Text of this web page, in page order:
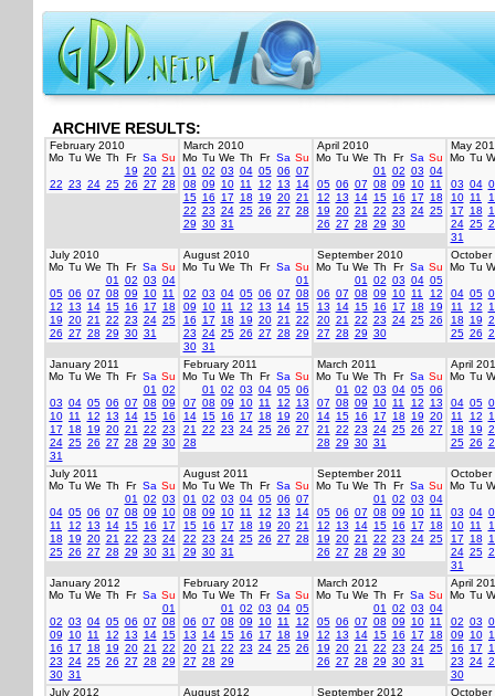
ARCHIVE RESULTS:
February 2010
Mo Tu We Th Fr Sa Su
19 20 21
22 23 24 25 26 27 28
March 2010
Mo Tu We Th Fr Sa Su
01
02 03 04 05 06 07
08 09 10 11 12 13
14
15 16 17 18 19 20 21
22 23 24 25 26 27 28
29 30 31
April 2010
Mo Tu We Th Fr Sa Su
01
02 03 04
05 06 07 08 09 10 11
12
13 14 15 16 17
18
19 20 21 22 23 24 25
26 27 28 29 30
May
Mo Tu
03 04
10 11
17
18
24 25
31
July 2010
Mo Tu We Th Fr Sa Su
01
02 03 04
05 06 07 08 09 10 11
12
13 14 15 16 17
18
19 20 21 22 23 24 25
26 27 28 29 30 31
August 2010
Mo Tu We Th Fr Sa Su
01
02 03 04 05 06 07 08
09
10 11 12 13 14 15
16
17 18 19 20 21
22
23 24 25 26 27 28 29
30 31
September 2010
Mo Tu We Th Fr Sa Su
01
02 03 04 05
06 07 08 09 10 11
12
13
14 15 16 17 18
19
20 21 22 23 24 25 26
27 28 29 30
October
Mo Tu
04 05
11
12
18
19
25 26
January 2011
Mo Tu We Th Fr Sa Su
01
02
03 04 05 06 07 08 09
10 11 12 13 14 15 16
17
18 19 20 21 22 23
24 25 26 27 28 29 30
31
February 2011
Mo Tu We Th Fr Sa Su
01
02 03 04 05 06
07 08 09 10 11 12
13
14 15 16 17 18 19 20
21
22 23 24 25 26 27
28
March 2011
Mo Tu We Th Fr Sa Su
01
02 03 04 05 06
07 08 09 10 11 12
13
14 15 16 17 18 19 20
21
22 23 24 25 26 27
28 29 30 31
April
Mo Tu
04 05
11
12
18
19
25 26
July 2011
Mo Tu We Th Fr Sa Su
01
02 03
04 05 06 07 08 09
10
11
12 13 14 15 16
17
18
19 20 21 22 23 24
25 26 27 28 29 30 31
August 2011
Mo Tu We Th Fr Sa Su
01
02 03 04 05 06 07
08 09 10 11 12 13
14
15 16 17 18 19 20 21
22 23 24 25 26 27 28
29 30 31
September 2011
Mo Tu We Th Fr Sa Su
01
02 03 04
05 06 07 08 09 10 11
12
13 14 15 16 17
18
19 20 21 22 23 24 25
26 27 28 29 30
October
Mo Tu
03 04
10 11
17
18
24 25
31
January 2012
Mo Tu We Th Fr Sa Su
01
02 03 04 05 06 07 08
09
10 11 12 13 14 15
16
17 18 19 20 21
22
23 24 25 26 27 28 29
30 31
February 2012
Mo Tu We Th Fr Sa Su
01
02 03 04 05
06 07 08 09 10 11
12
13
14 15 16 17 18
19
20 21 22 23 24 25 26
27 28 29
March 2012
Mo Tu We Th Fr Sa Su
01
02 03 04
05 06 07 08 09 10 11
12
13 14 15 16 17
18
19 20 21 22 23 24 25
26 27 28 29 30 31
April
Mo Tu
02 03
09
10
16
17
23 24
30
July 2012
August 2012
September 2012
October